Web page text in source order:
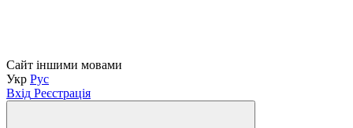
Сайт іншими мовами
Укр Рус
Вхід Реєстрація